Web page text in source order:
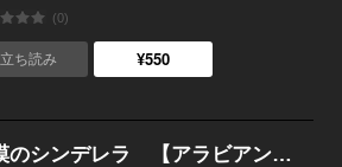
(0)
立ち読み ¥550
砂漠のシンデレラ 【アラビアン・ロマンス：バハニア王国編III】